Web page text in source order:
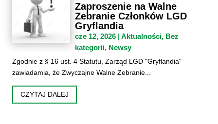
Zaproszenie na Walne
Zebranie Członków LGD
Gryflandia
cze 12, 2026 |Aktualności, Bez
kategorii, Newsy
Zgodnie z § 16 ust. 4 Statutu, Zarząd LGD "Gryflandia"
zawiadamia, że Zwyczajne Walne Zebranie...
CZYTAJ DALEJ